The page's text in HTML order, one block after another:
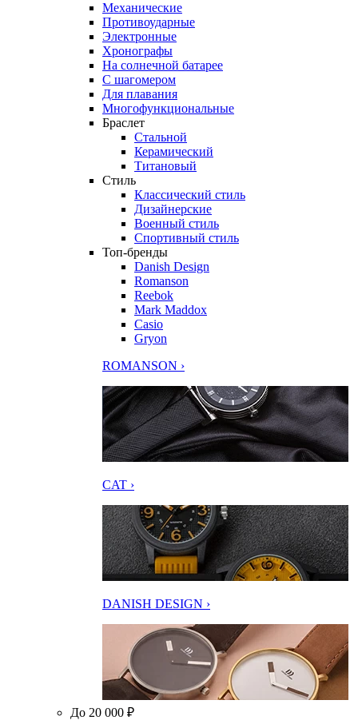
Механические
Противоударные
Электронные
Хронографы
На солнечной батарее
С шагомером
Для плавания
Многофункциональные
Браслет
Стальной
Керамический
Титановый
Стиль
Классический стиль
Дизайнерские
Военный стиль
Спортивный стиль
Топ-бренды
Danish Design
Romanson
Reebok
Mark Maddox
Casio
Gryon
ROMANSON ›
CAT ›
DANISH DESIGN ›
До 20 000 ₽